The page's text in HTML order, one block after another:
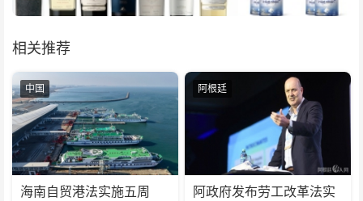
相关推荐
中国
海南自贸港法实施五周
阿根廷
阿政府发布劳工改革法实